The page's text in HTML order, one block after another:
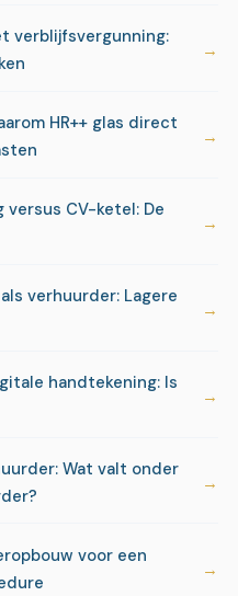
verblijfsvergunning:
HR++ glas direct
CV-ketel: De
verhuurder: Lagere
handtekening: Is
Wat valt onder
voor een